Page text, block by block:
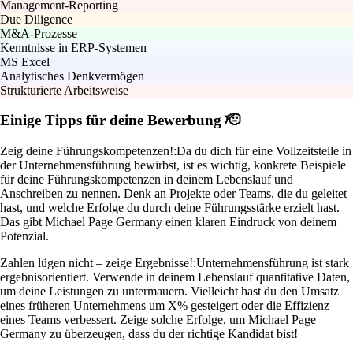
Management-Reporting
Due Diligence
M&A-Prozesse
Kenntnisse in ERP-Systemen
MS Excel
Analytisches Denkvermögen
Strukturierte Arbeitsweise
Einige Tipps für deine Bewerbung 🫡
Zeig deine Führungskompetenzen!:Da du dich für eine Vollzeitstelle in
der Unternehmensführung bewirbst, ist es wichtig, konkrete Beispiele
für deine Führungskompetenzen in deinem Lebenslauf und
Anschreiben zu nennen. Denk an Projekte oder Teams, die du geleitet
hast, und welche Erfolge du durch deine Führungsstärke erzielt hast.
Das gibt Michael Page Germany einen klaren Eindruck von deinem
Potenzial.
Zahlen lügen nicht – zeige Ergebnisse!:Unternehmensführung ist stark
ergebnisorientiert. Verwende in deinem Lebenslauf quantitative Daten,
um deine Leistungen zu untermauern. Vielleicht hast du den Umsatz
eines früheren Unternehmens um X% gesteigert oder die Effizienz
eines Teams verbessert. Zeige solche Erfolge, um Michael Page
Germany zu überzeugen, dass du der richtige Kandidat bist!